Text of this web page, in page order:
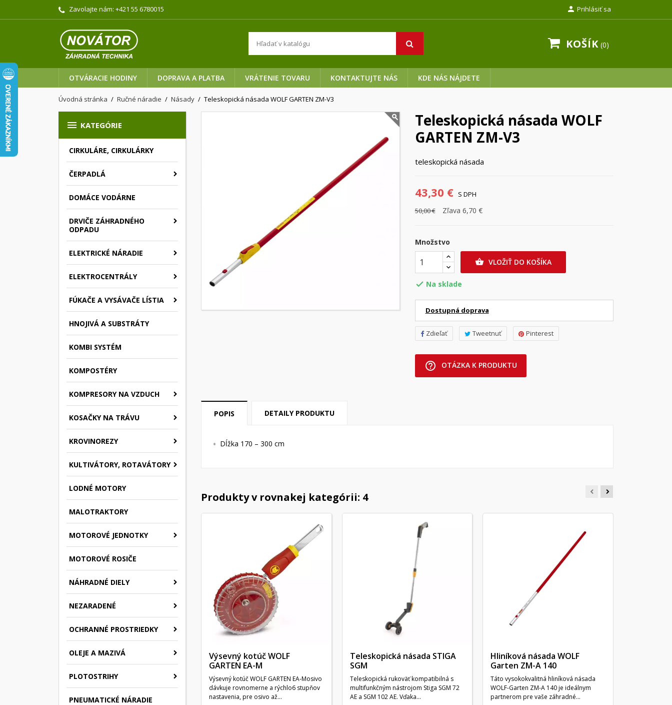
Zavolajte nám: +421 55 6780015  Prihlásiť sa
KOŠÍK 0
OTVÁRACIE HODINY DOPRAVA A PLATBA VRÁTENIE TOVARU KONTAKTUJTE NÁS KDE NÁS NÁJDETE
Úvodná stránka Ručné náradie Násady Teleskopická násada WOLF GARTEN ZM-V3
 KATEGÓRIE
CIRKULÁRE, CIRKULÁRKY
ČERPADLÁ
DOMÁCE VODÁRNE
DRVIČE ZÁHRADNÉHO
ODPADU
ELEKTRICKÉ NÁRADIE
ELEKTROCENTRÁLY
FÚKAČE A VYSÁVAČE LÍSTIA
HNOJIVÁ A SUBSTRÁTY
KOMBI SYSTÉM
KOMPOSTÉRY
KOMPRESORY NA VZDUCH
KOSAČKY NA TRÁVU
KROVINOREZY
KULTIVÁTORY, ROTAVÁTORY
LODNÉ MOTORY
MALOTRAKTORY
MOTOROVÉ JEDNOTKY
MOTOROVÉ ROSIČE
NÁHRADNÉ DIELY
NEZARADENÉ
OCHRANNÉ PROSTRIEDKY
OLEJE A MAZIVÁ
PLOTOSTRIHY
PNEUMATICKÉ NÁRADIE
Teleskopická násada WOLF
GARTEN ZM-V3
teleskopická násada
43,30 € S DPH
50,00 €
Zľava 6,70 €
Množstvo
 VLOŽIŤ DO KOŠÍKA
 Na sklade
Dostupná doprava
Zdieľať Tweetnuť Pinterest
help_outline OTÁZKA K PRODUKTU
POPIS DETAILY PRODUKTU
Dĺžka 170 – 300 cm
Produkty v rovnakej kategórii: 4
Výsevný kotúč WOLF
GARTEN EA-M
Výsevný kotúč WOLF GARTEN EA-Mosivo
dávkuje rovnomerne a rýchlo6 stupňov
nastavenia, pre osivo až...
Teleskopická násada STIGA
SGM
Teleskopická rukoväť kompatibilná s
multifunkčným nástrojom Stiga SGM 72
AE a SGM 102 AE. Vďaka...
Hliníková násada WOLF
Garten ZM-A 140
Táto vysokokvalitná hliníková násada
WOLF-Garten ZM-A 140 je ideálnym
partnerom pre vaše záhradné...